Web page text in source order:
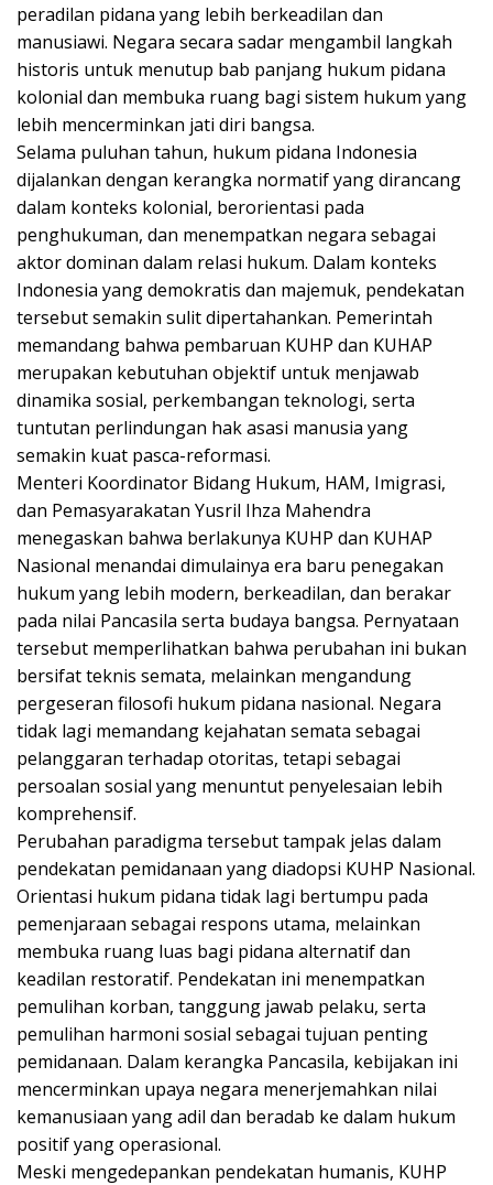
peradilan pidana yang lebih berkeadilan dan
manusiawi. Negara secara sadar mengambil langkah
historis untuk menutup bab panjang hukum pidana
kolonial dan membuka ruang bagi sistem hukum yang
lebih mencerminkan jati diri bangsa.
Selama puluhan tahun, hukum pidana Indonesia
dijalankan dengan kerangka normatif yang dirancang
dalam konteks kolonial, berorientasi pada
penghukuman, dan menempatkan negara sebagai
aktor dominan dalam relasi hukum. Dalam konteks
Indonesia yang demokratis dan majemuk, pendekatan
tersebut semakin sulit dipertahankan. Pemerintah
memandang bahwa pembaruan KUHP dan KUHAP
merupakan kebutuhan objektif untuk menjawab
dinamika sosial, perkembangan teknologi, serta
tuntutan perlindungan hak asasi manusia yang
semakin kuat pasca-reformasi.
Menteri Koordinator Bidang Hukum, HAM, Imigrasi,
dan Pemasyarakatan Yusril Ihza Mahendra
menegaskan bahwa berlakunya KUHP dan KUHAP
Nasional menandai dimulainya era baru penegakan
hukum yang lebih modern, berkeadilan, dan berakar
pada nilai Pancasila serta budaya bangsa. Pernyataan
tersebut memperlihatkan bahwa perubahan ini bukan
bersifat teknis semata, melainkan mengandung
pergeseran filosofi hukum pidana nasional. Negara
tidak lagi memandang kejahatan semata sebagai
pelanggaran terhadap otoritas, tetapi sebagai
persoalan sosial yang menuntut penyelesaian lebih
komprehensif.
Perubahan paradigma tersebut tampak jelas dalam
pendekatan pemidanaan yang diadopsi KUHP Nasional.
Orientasi hukum pidana tidak lagi bertumpu pada
pemenjaraan sebagai respons utama, melainkan
membuka ruang luas bagi pidana alternatif dan
keadilan restoratif. Pendekatan ini menempatkan
pemulihan korban, tanggung jawab pelaku, serta
pemulihan harmoni sosial sebagai tujuan penting
pemidanaan. Dalam kerangka Pancasila, kebijakan ini
mencerminkan upaya negara menerjemahkan nilai
kemanusiaan yang adil dan beradab ke dalam hukum
positif yang operasional.
Meski mengedepankan pendekatan humanis, KUHP